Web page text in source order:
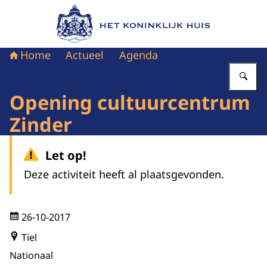
Naar de homepage van Het Koninklijk Huis
Home Actueel Agenda
Opening cultuurcentrum
Zinder
Let op!
Deze activiteit heeft al plaatsgevonden.
26-10-2017
Tiel
Nationaal